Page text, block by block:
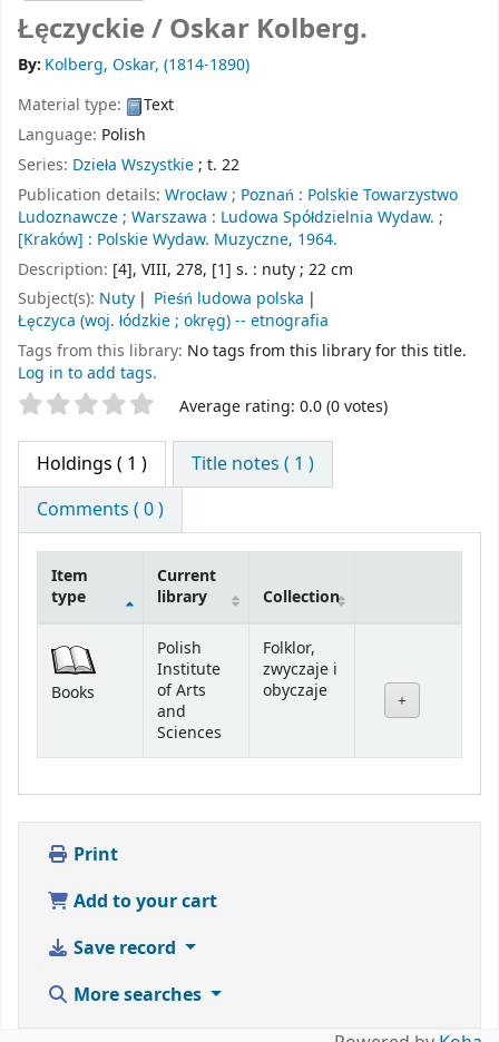
Łęczyckie /Oskar Kolberg.
By: Kolberg, Oskar, (1814-1890)
Material type:
Text
Language: Polish
Series: Dzieła Wszystkie; t. 22
Publication details: Wrocław ; Poznań : Polskie Towarzystwo
Ludoznawcze ; Warszawa : Ludowa Spółdzielnia Wydaw. ;
[Kraków] : Polskie Wydaw. Muzyczne, 1964.
Description: [4], VIII, 278, [1] s. : nuty ; 22 cm
Subject(s): Nuty
Pieśń ludowa polska
Łęczyca (woj. łódzkie ; okręg) -- etnografia
Tags from this library: No tags from this library for this title.
Log in to add tags.
Star ratings Average rating: 0.0 (0 votes)
Holdings ( 1 )
Title notes ( 1 )
Comments ( 0 )
Item
type
Current
library
Collection
Books
Polish
Institute
of Arts
and
Sciences
Folklor,
zwyczaje i
obyczaje
Print
Add to your cart
Save record
More searches